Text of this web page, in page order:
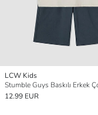
LCW Kids
12.99 EUR